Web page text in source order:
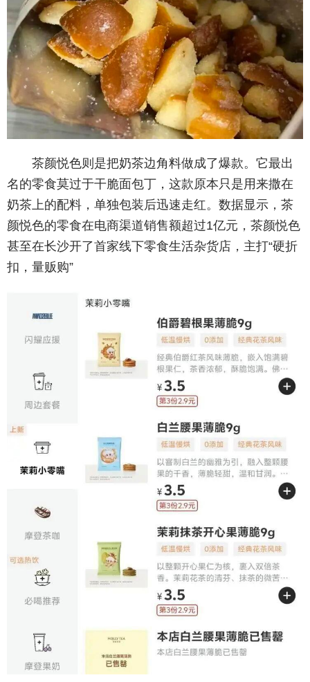
茶颜悦色则是把奶茶边角料做成了爆款。它最出
名的零食莫过于干脆面包丁，这款原本只是用来撒在
奶茶上的配料，单独包装后迅速走红。数据显示，茶
颜悦色的零食在电商渠道销售额超过1亿元，茶颜悦色
甚至在长沙开了首家线下零食生活杂货店，主打“硬折
扣，量贩购”